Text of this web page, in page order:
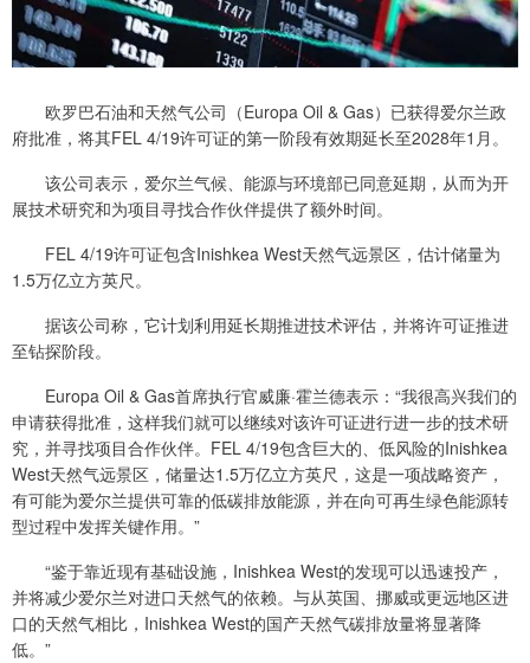
欧罗巴石油和天然气公司（Europa Oil & Gas）已获得爱尔兰政
府批准，将其FEL 4/19许可证的第一阶段有效期延长至2028年1月。
该公司表示，爱尔兰气候、能源与环境部已同意延期，从而为开
展技术研究和为项目寻找合作伙伴提供了额外时间。
FEL 4/19许可证包含Inishkea West天然气远景区，估计储量为
1.5万亿立方英尺。
据该公司称，它计划利用延长期推进技术评估，并将许可证推进
至钻探阶段。
Europa Oil & Gas首席执行官威廉·霍兰德表示：“我很高兴我们的
申请获得批准，这样我们就可以继续对该许可证进行进一步的技术研
究，并寻找项目合作伙伴。FEL 4/19包含巨大的、低风险的Inishkea
West天然气远景区，储量达1.5万亿立方英尺，这是一项战略资产，
有可能为爱尔兰提供可靠的低碳排放能源，并在向可再生绿色能源转
型过程中发挥关键作用。”
“鉴于靠近现有基础设施，Inishkea West的发现可以迅速投产，
并将减少爱尔兰对进口天然气的依赖。与从英国、挪威或更远地区进
口的天然气相比，Inishkea West的国产天然气碳排放量将显著降
低。”